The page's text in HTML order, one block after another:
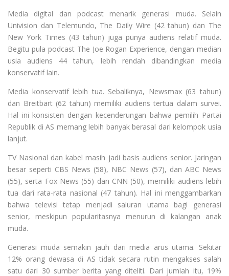
Media digital dan podcast menarik generasi muda. Selain
Univision dan Telemundo, The Daily Wire (42 tahun) dan The
New York Times (43 tahun) juga punya audiens relatif muda.
Begitu pula podcast The Joe Rogan Experience, dengan median
usia audiens 44 tahun, lebih rendah dibandingkan media
konservatif lain.
Media konservatif lebih tua. Sebaliknya, Newsmax (63 tahun)
dan Breitbart (62 tahun) memiliki audiens tertua dalam survei.
Hal ini konsisten dengan kecenderungan bahwa pemilih Partai
Republik di AS memang lebih banyak berasal dari kelompok usia
lanjut.
TV Nasional dan kabel masih jadi basis audiens senior. Jaringan
besar seperti CBS News (58), NBC News (57), dan ABC News
(55), serta Fox News (55) dan CNN (50), memiliki audiens lebih
tua dari rata-rata nasional (47 tahun). Hal ini menggambarkan
bahwa televisi tetap menjadi saluran utama bagi generasi
senior, meskipun popularitasnya menurun di kalangan anak
muda.
Generasi muda semakin jauh dari media arus utama. Sekitar
12% orang dewasa di AS tidak secara rutin mengakses salah
satu dari 30 sumber berita yang diteliti. Dari jumlah itu, 19%